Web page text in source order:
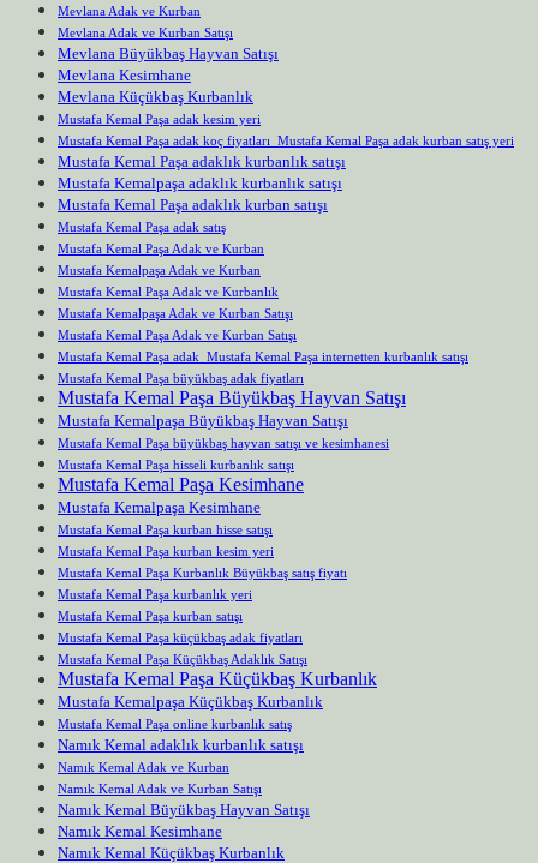
Mevlana Adak ve Kurban
Mevlana Adak ve Kurban Satışı
Mevlana Büyükbaş Hayvan Satışı
Mevlana Kesimhane
Mevlana Küçükbaş Kurbanlık
Mustafa Kemal Paşa adak kesim yeri
Mustafa Kemal Paşa adak koç fiyatları Mustafa Kemal Paşa adak kurban satış yeri
Mustafa Kemal Paşa adaklık kurbanlık satışı
Mustafa Kemalpaşa adaklık kurbanlık satışı
Mustafa Kemal Paşa adaklık kurban satışı
Mustafa Kemal Paşa adak satış
Mustafa Kemal Paşa Adak ve Kurban
Mustafa Kemalpaşa Adak ve Kurban
Mustafa Kemal Paşa Adak ve Kurbanlık
Mustafa Kemalpaşa Adak ve Kurban Satışı
Mustafa Kemal Paşa Adak ve Kurban Satışı
Mustafa Kemal Paşa adak Mustafa Kemal Paşa internetten kurbanlık satışı
Mustafa Kemal Paşa büyükbaş adak fiyatları
Mustafa Kemal Paşa Büyükbaş Hayvan Satışı
Mustafa Kemalpaşa Büyükbaş Hayvan Satışı
Mustafa Kemal Paşa büyükbaş hayvan satışı ve kesimhanesi
Mustafa Kemal Paşa hisseli kurbanlık satışı
Mustafa Kemal Paşa Kesimhane
Mustafa Kemalpaşa Kesimhane
Mustafa Kemal Paşa kurban hisse satışı
Mustafa Kemal Paşa kurban kesim yeri
Mustafa Kemal Paşa Kurbanlık Büyükbaş satış fiyatı
Mustafa Kemal Paşa kurbanlık yeri
Mustafa Kemal Paşa kurban satışı
Mustafa Kemal Paşa küçükbaş adak fiyatları
Mustafa Kemal Paşa Küçükbaş Adaklık Satışı
Mustafa Kemal Paşa Küçükbaş Kurbanlık
Mustafa Kemalpaşa Küçükbaş Kurbanlık
Mustafa Kemal Paşa online kurbanlık satış
Namık Kemal adaklık kurbanlık satışı
Namık Kemal Adak ve Kurban
Namık Kemal Adak ve Kurban Satışı
Namık Kemal Büyükbaş Hayvan Satışı
Namık Kemal Kesimhane
Namık Kemal Küçükbaş Kurbanlık